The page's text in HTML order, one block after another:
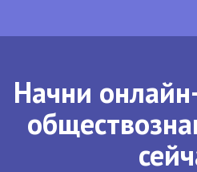
Начни